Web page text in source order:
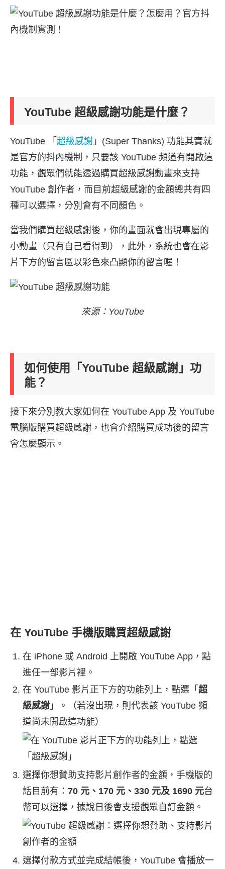
YouTube 超級感謝功能是什麼？
YouTube 「 超級感謝 」(Super Thanks) 功能其實就
是官方的抖內機制，只要該 YouTube 頻道有開啟這
功能，觀眾們就能透過購買超級感謝動畫來支持
YouTube 創作者，而目前超級感謝的金額總共有四
種可以選擇，分別會有不同顏色。
當我們購買超級感謝後，你的畫面就會出現專屬的
小動畫（只有自己看得到），此外，系統也會在影
片下方的留言區以彩色來凸顯你的留言喔！
來源：YouTube
如何使用「YouTube 超級感謝」功
能？
接下來分別教大家如何在 YouTube App 及 YouTube
電腦版購買超級感謝，也會介紹購買成功後的留言
會怎麼顯示。
在 YouTube 手機版購買超級感謝
在 iPhone 或 Android 上開啟 YouTube App，點
進任一部影片裡。
在 YouTube 影片正下方的功能列上，點選「 超
級感謝 」。（若沒出現，則代表該 YouTube 頻
道尚未開啟這功能）
選擇你想贊助支持影片創作者的金額，手機版的
話目前有： 70 元、170 元、330 元及 1690 元台
幣可以選擇，據說日後會支援觀眾自訂金額。
選擇付款方式並完成結帳後，YouTube 會播放一